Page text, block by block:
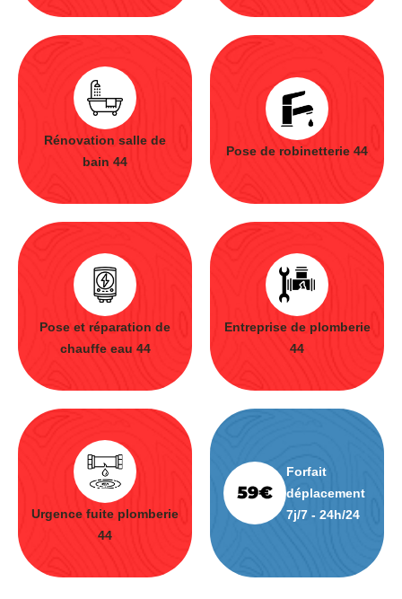
Rénovation salle de
bain 44
Pose de robinetterie 44
Pose et réparation de
chauffe eau 44
Entreprise de plomberie
44
Urgence fuite plomberie
44
Forfait
déplacement
7j/7 - 24h/24